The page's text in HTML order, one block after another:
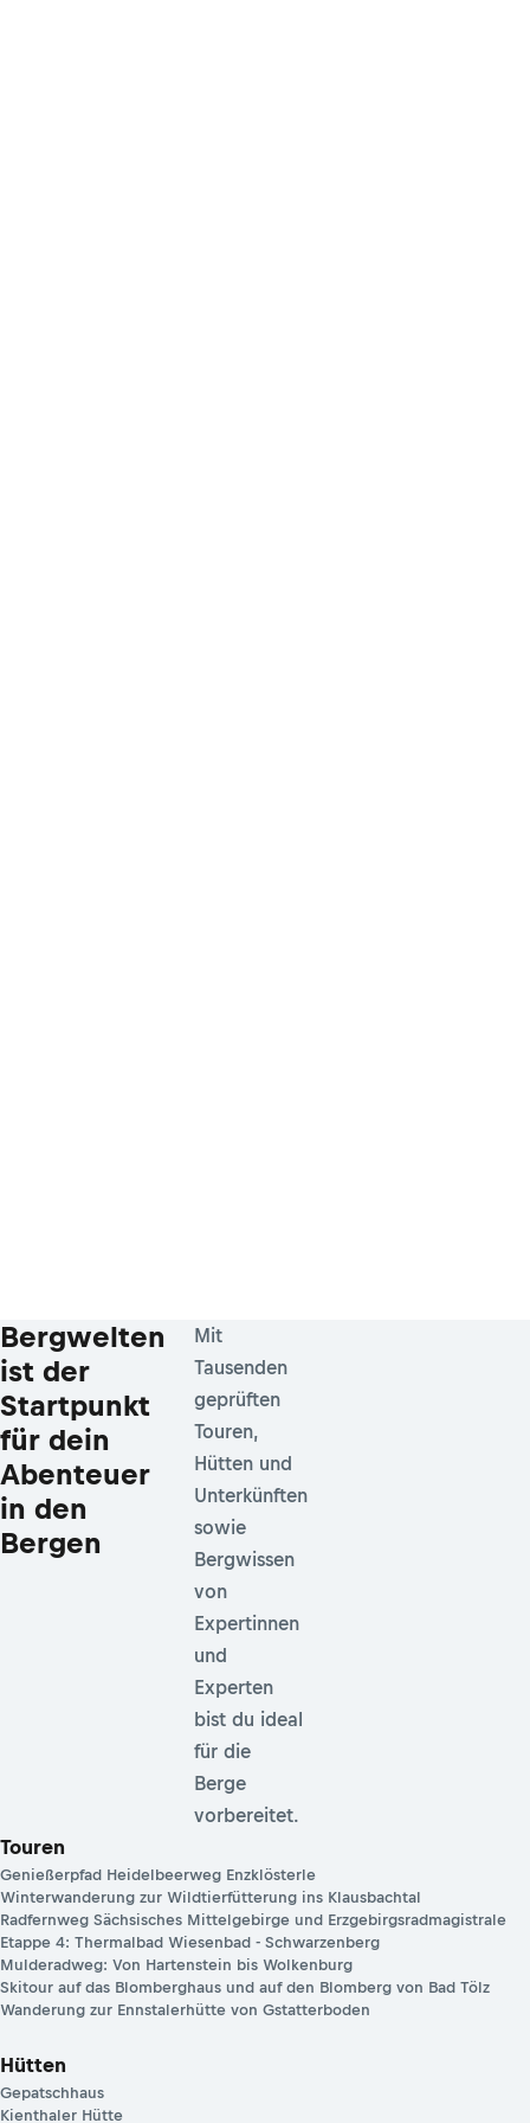
Bergwelten
ist der
Startpunkt
für dein
Abenteuer
in den
Bergen
Mit
Tausenden
geprüften
Touren,
Hütten und
Unterkünften
sowie
Bergwissen
von
Expertinnen
und
Experten
bist du ideal
für die
Berge
vorbereitet.
Touren
Genießerpfad Heidelbeerweg Enzklösterle
Winterwanderung zur Wildtierfütterung ins Klausbachtal
Radfernweg Sächsisches Mittelgebirge und Erzgebirgsradmagistrale
Etappe 4: Thermalbad Wiesenbad - Schwarzenberg
Mulderadweg: Von Hartenstein bis Wolkenburg
Skitour auf das Blomberghaus und auf den Blomberg von Bad Tölz
Wanderung zur Ennstalerhütte von Gstatterboden
Hütten
Gepatschhaus
Kienthaler Hütte